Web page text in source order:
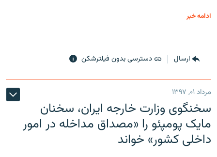
ادامه خبر
ارسال دسترسی بدون فیلترشکن
مرداد ۰۱, ۱۳۹۷
سخنگوی وزارت خارجه ایران، سخنان
مایک پومپئو را «مصداق مداخله در امور
داخلی کشور» خواند